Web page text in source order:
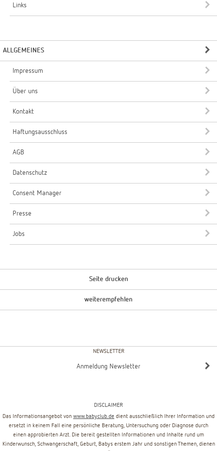
Links
ALLGEMEINES
Impressum
Über uns
Kontakt
Haftungsausschluss
AGB
Datenschutz
Consent Manager
Presse
Jobs
Seite drucken
weiterempfehlen
NEWSLETTER
Anmeldung Newsletter
DISCLAIMER
Das Informationsangebot von www.babyclub.de dient ausschließlich Ihrer Information und
ersetzt in keinem Fall eine persönliche Beratung, Untersuchung oder Diagnose durch
einen approbierten Arzt. Die bereit gestellten Informationen und Inhalte rund um
Kinderwunsch, Schwangerschaft, Geburt, Babys erstem Jahr und sonstigen Themen, dienen